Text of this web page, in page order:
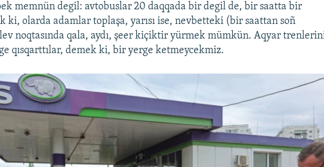
memnün degil: avtobuslar 20 daqqada bir degil de, bir saatta bir
ki, olarda adamlar toplaşa, yarısı ise, nevbetteki (bir saattan soñ
noqtasında qala, aydı, şeer kiçiktir yürmek mümkün. Aqyar
qısqarttılar, demek ki, bir yerge ketmeycekmiz.